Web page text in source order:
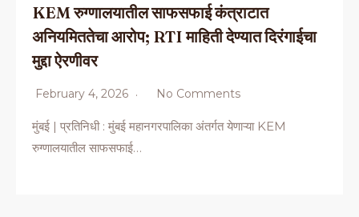
KEM रुग्णालयातील साफसफाई कंत्राटात
अनियमिततेचा आरोप; RTI माहिती देण्यात दिरंगाईचा
मुद्दा ऐरणीवर
February 4, 2026 No Comments
मुंबई | प्रतिनिधी : मुंबई महानगरपालिका अंतर्गत येणाऱ्या KEM
रुग्णालयातील साफसफाई…